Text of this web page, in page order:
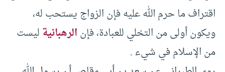
اقتراف ما حرم الله عليه فإن الزواج يستحب له،
ويكون أولى من التخلي للعبادة، فإنالرهبانيةليست
من الإسلام في شيء .